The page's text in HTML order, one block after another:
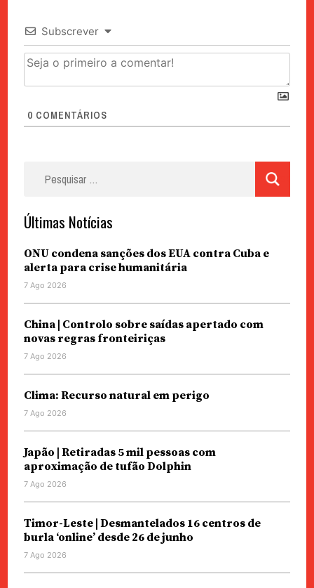
Subscrever
0 COMENTÁRIOS
Últimas Notícias
ONU condena sanções dos EUA contra Cuba e
alerta para crise humanitária
7 Ago 2026
China | Controlo sobre saídas apertado com
novas regras fronteiriças
7 Ago 2026
Clima: Recurso natural em perigo
7 Ago 2026
Japão | Retiradas 5 mil pessoas com
aproximação de tufão Dolphin
7 Ago 2026
Timor-Leste | Desmantelados 16 centros de
burla ‘online’ desde 26 de junho
7 Ago 2026